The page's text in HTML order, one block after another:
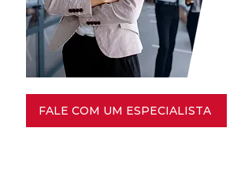
FALE COM UM ESPECIALISTA